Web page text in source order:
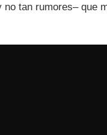
tan rumores– que